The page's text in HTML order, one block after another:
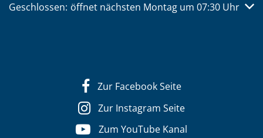
Klicken, um weitere Öffnungs- oder Schließzeiten
Geschlossen: öffnet nächsten Montag um 07:30 Uhr
Zur Facebook Seite
Zur Instagram Seite
Zum YouTube Kanal